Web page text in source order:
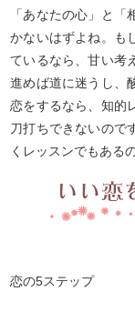
「あなたの心」と
かないはずよね。も
ているなら、甘い考
進めば道に迷うし、
恋をするなら、知的
刀打ちできないので
くレッスンでもあるの
恋の5ステップ